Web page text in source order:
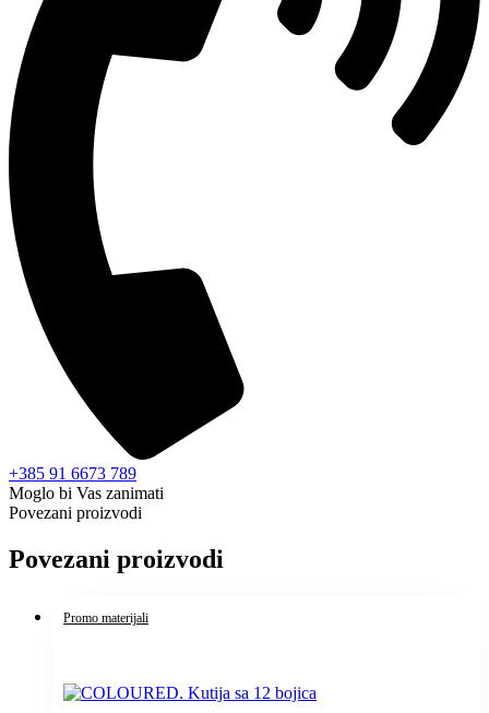
+385 91 6673 789
Moglo bi Vas zanimati
Povezani proizvodi
Povezani proizvodi
Promo materijali